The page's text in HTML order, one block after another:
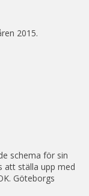
2015.
schema för sin
att ställa upp med
Göteborgs